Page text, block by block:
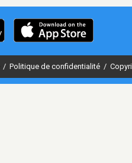
/ Politique de confidentialité /